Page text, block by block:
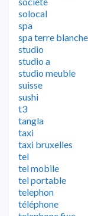
solocal
spa
spa terre blanche
studio
studio a
studio meuble
suisse
sushi
t3
tangla
taxi
taxi bruxelles
tel
tel mobile
tel portable
telephon
téléphone